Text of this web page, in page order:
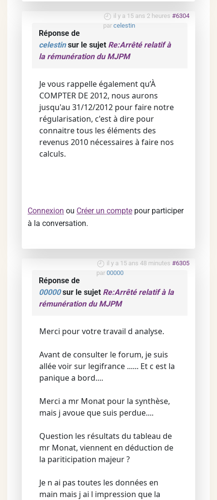
il y a 15 ans 2 heures #6304
par celestin
Réponse de
celestinsur le sujet Re:Arrêté relatif à
la rémunération du MJPM
Je vous rappelle également qu’À
COMPTER DE 2012, nous aurons
jusqu'au 31/12/2012 pour faire notre
régularisation, c'est à dire pour
connaitre tous les éléments des
revenus 2010 nécessaires à faire nos
calculs.
Connexion ou Créer un compte pour participer
à la conversation.
il y a 15 ans 48 minutes #6305
par 00000
Réponse de
00000sur le sujet Re:Arrêté relatif à la
rémunération du MJPM
Merci pour votre travail d analyse.
Avant de consulter le forum, je suis
allée voir sur legifrance ...... Et c est la
panique a bord....
Merci a mr Monat pour la synthèse,
mais j avoue que suis perdue....
Question les résultats du tableau de
mr Monat, viennent en déduction de
la pariticipation majeur ?
Je n ai pas toutes les données en
main mais j ai l impression que la